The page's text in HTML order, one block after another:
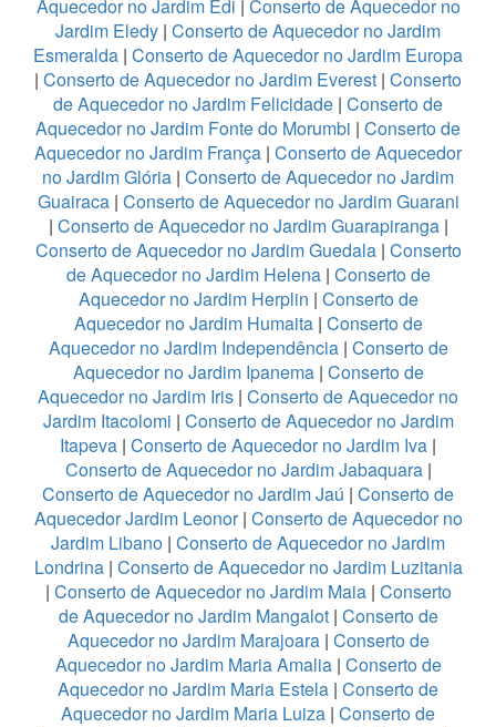
Aquecedor no Jardim Edi | Conserto de Aquecedor no
Jardim Eledy | Conserto de Aquecedor no Jardim
Esmeralda | Conserto de Aquecedor no Jardim Europa
| Conserto de Aquecedor no Jardim Everest | Conserto
de Aquecedor no Jardim Felicidade | Conserto de
Aquecedor no Jardim Fonte do Morumbi | Conserto de
Aquecedor no Jardim França | Conserto de Aquecedor
no Jardim Glória | Conserto de Aquecedor no Jardim
Guairaca| Conserto de Aquecedor no Jardim Guarani
| Conserto de Aquecedor no Jardim Guarapiranga|
Conserto de Aquecedor no Jardim Guedala| Conserto
de Aquecedor no Jardim Helena| Conserto de
Aquecedor no Jardim Herplin | Conserto de
Aquecedor no Jardim Humaita| Conserto de
Aquecedor no Jardim Independência| Conserto de
Aquecedor no Jardim Ipanema| Conserto de
Aquecedor no Jardim Iris | Conserto de Aquecedor no
Jardim Itacolomi | Conserto de Aquecedor no Jardim
Itapeva | Conserto de Aquecedor no Jardim Iva |
Conserto de Aquecedor no Jardim Jabaquara|
Conserto de Aquecedor no Jardim Jaú | Conserto de
Aquecedor Jardim Leonor| Conserto de Aquecedor no
Jardim Libano | Conserto de Aquecedor no Jardim
Londrina| Conserto de Aquecedor no Jardim Luzitania
| Conserto de Aquecedor no Jardim Maia| Conserto
de Aquecedor no Jardim Mangalot| Conserto de
Aquecedor no Jardim Marajoara| Conserto de
Aquecedor no Jardim Maria Amalia| Conserto de
Aquecedor no Jardim Maria Estela | Conserto de
Aquecedor no Jardim Maria Luiza | Conserto de